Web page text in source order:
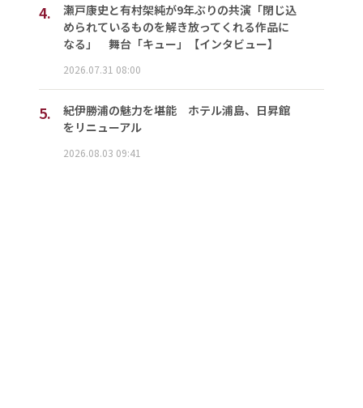
4.
瀬戸康史と有村架純が9年ぶりの共演「閉じ込
められているものを解き放ってくれる作品に
なる」 舞台「キュー」【インタビュー】
2026.07.31 08:00
5.
紀伊勝浦の魅力を堪能 ホテル浦島、日昇館
をリニューアル
2026.08.03 09:41